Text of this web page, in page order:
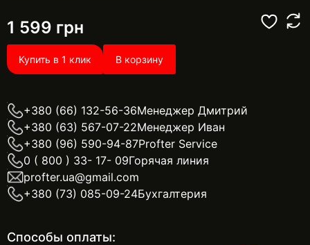
1 599 грн
Купить в 1 клик В корзину
+380 (66) 132-56-36Менеджер Дмитрий
+380 (63) 567-07-22Менеджер Иван
+380 (96) 590-94-87Profter Service
0 ( 800 ) 33- 17- 09Горячая линия
profter.ua@gmail.com
+380 (73) 085-09-24Бухгалтерия
Способы оплаты: